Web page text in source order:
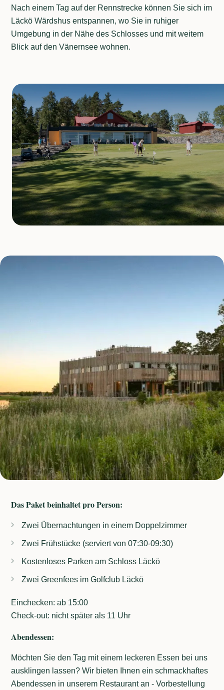
Nach einem Tag auf der Rennstrecke können Sie sich im
Läckö Wärdshus entspannen, wo Sie in ruhiger
Umgebung in der Nähe des Schlosses und mit weitem
Blick auf den Vänernsee wohnen.
Das Paket beinhaltet pro Person:
Zwei Übernachtungen in einem Doppelzimmer
Zwei Frühstücke (serviert von 07:30-09:30)
Kostenloses Parken am Schloss Läckö
Zwei Greenfees im Golfclub Läckö
Einchecken: ab 15:00
Check-out: nicht später als 11 Uhr
Abendessen:
Möchten Sie den Tag mit einem leckeren Essen bei uns
ausklingen lassen? Wir bieten Ihnen ein schmackhaftes
Abendessen in unserem Restaurant an - Vorbestellung